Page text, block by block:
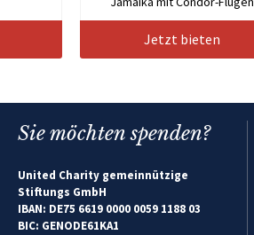
Jetzt bieten
Sie möchten spenden?
United Charity gemeinnützige
Stiftungs GmbH
IBAN: DE75 6619 0000 0059 1188 03
BIC: GENODE61KA1